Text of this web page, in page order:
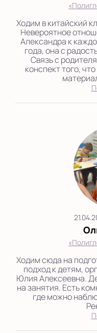
Ходим в китайский
Невероятное
Александра к
года, она с
Связь с
конспект того,
Ходим сюда на
подход к детям,
Юлия Алексеевна.
на занятия. Есть
где можно